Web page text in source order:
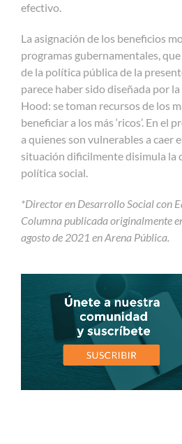
efectivo.
La asignación de los beneficios
programas gubernamentales,
de la política pública de la
parece haber sido diseñada por
Hood: se toman recursos de los
beneficiar a los más ‘ricos’. En el
a quienes son vulnerables a caer
situación dificilmente disimula la
política social.
*Director en Desarrollo Social con
Columna publicada originalmente
agosto de 2021 en Arena Pública.